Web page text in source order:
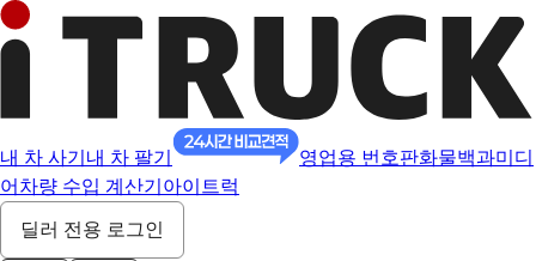
내 차 사기 내 차 팔기 영업용 번호판화물백과미디
어 차량 수입 계산기 아이트럭
딜러 전용 로그인